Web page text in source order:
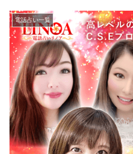
電話占い一覧